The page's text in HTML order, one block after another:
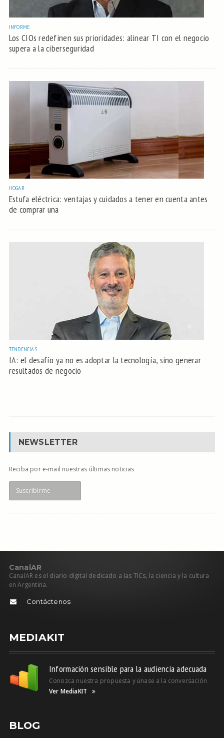
INFORME
Los CIOs redefinen sus prioridades: alinear TI con el negocio
supera a la ciberseguridad
HOGAR
Estufa eléctrica: ventajas y cuidados a tener en cuenta antes
de comprar una
TENDENCIAS
IA: el desafío ya no es adoptar la tecnología, sino generar
resultados de negocio
NEWSLETTER
Reciba por e-mail nuestras últimas noticias
Suscribirme
CanalAR
CanalAR es el diario digital dedicado a las TICs, la ciencia y la cultura
en Argentina.
Contáctenos
MEDIAKIT
Información sensible para la audiencia adecuada
Conozca nuestra propuesta y únase a la conversación
Ver MediaKIT
BLOG